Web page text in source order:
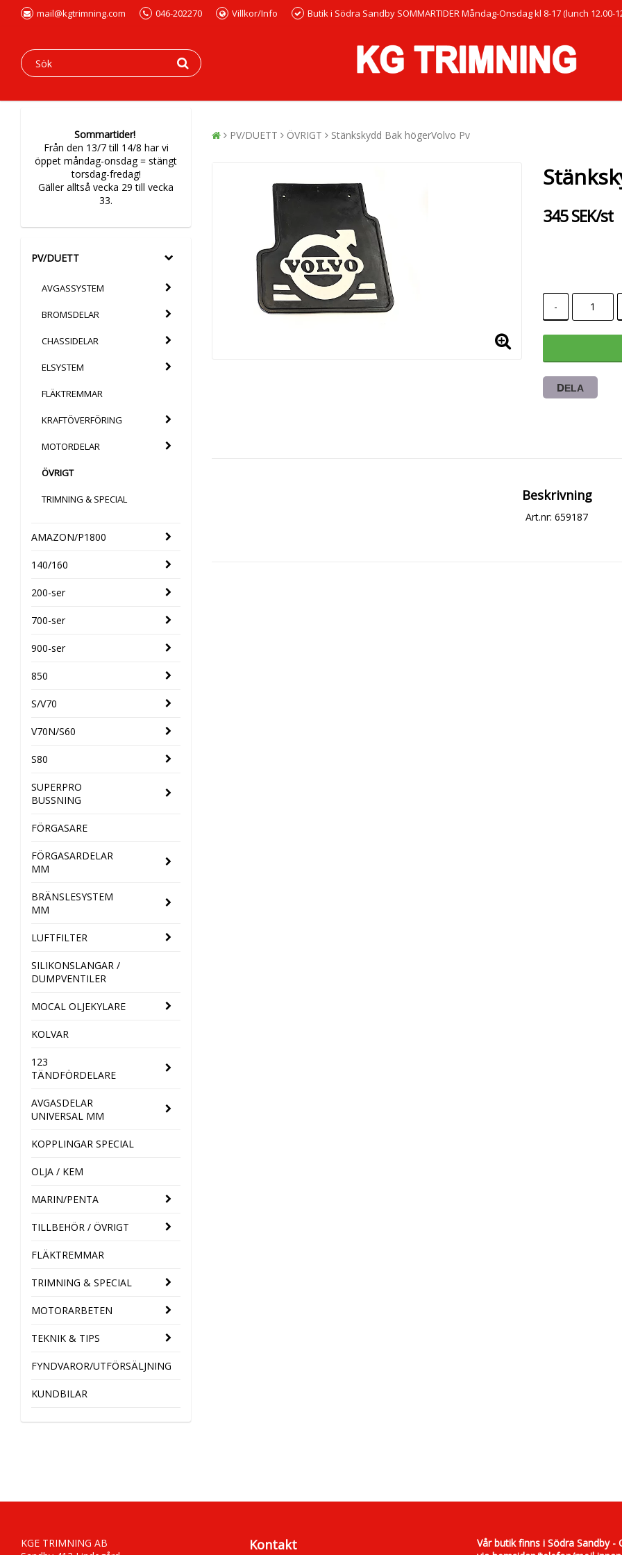
mail@kgtrimning.com 046-202270 Villkor/Info Butik i Södra Sandby SOMMARTIDER Måndag-Onsdag kl 8-17 (lunch
Sommartider!
Från den 13/7 till 14/8 har vi
öppet måndag-onsdag = stängt
torsdag-fredag!
Gäller alltså vecka 29 till vecka
33.
PV/DUETT
AVGASSYSTEM
BROMSDELAR
CHASSIDELAR
ELSYSTEM
FLÄKTREMMAR
KRAFTÖVERFÖRING
MOTORDELAR
ÖVRIGT
TRIMNING & SPECIAL
AMAZON/P1800
140/160
200-ser
700-ser
900-ser
850
S/V70
V70N/S60
S80
SUPERPRO
BUSSNING
FÖRGASARE
FÖRGASARDELAR
MM
BRÄNSLESYSTEM
MM
LUFTFILTER
SILIKONSLANGAR /
DUMPVENTILER
MOCAL OLJEKYLARE
KOLVAR
123
TÄNDFÖRDELARE
AVGASDELAR
UNIVERSAL MM
KOPPLINGAR SPECIAL
OLJA / KEM
MARIN/PENTA
TILLBEHÖR / ÖVRIGT
FLÄKTREMMAR
TRIMNING & SPECIAL
MOTORARBETEN
TEKNIK & TIPS
FYNDVAROR/UTFÖRSÄLJNING
KUNDBILAR
PV/DUETT ÖVRIGT Stänkskydd Bak högerVolvo Pv
345 SEK/st
-
DELA
Beskrivning
Art.nr: 659187
KGE TRIMNING AB
Kontakt
Vår butik finns i Södra Sandby -